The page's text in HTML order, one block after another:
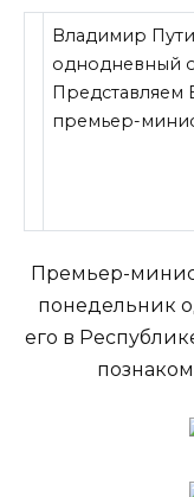
Владимир
однодневный
Представляем
премьер-
Премьер-
понедельник
его в